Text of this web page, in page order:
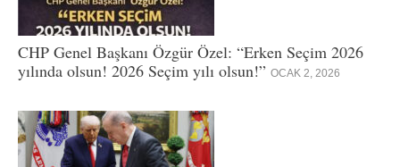
CHP Genel Başkanı Özgür Özel: “Erken Seçim 2026
yılında olsun! 2026 Seçim yılı olsun!” OCAK 2, 2026